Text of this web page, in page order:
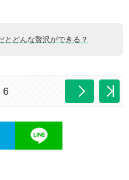
とどんな贅沢ができる？
6